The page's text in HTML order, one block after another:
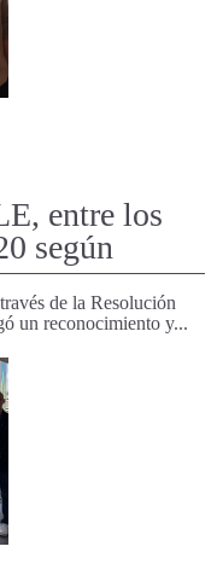
entre los
según
de la Resolución
un reconocimiento y...